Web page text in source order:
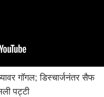
गॉगल; डिस्चार्जनंतर सैफ
पट्टी